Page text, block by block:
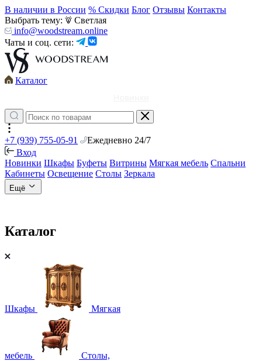
В наличии в России % Скидки Блог Отзывы Контакты
Выбрать тему:
Светлая
info@woodstream.online
Чаты и соц. сети:
Каталог
+7 (939) 755-05-91
Ежедневно 24/7
Вход
Новинки Шкафы Буфеты Витрины Мягкая мебель Спальни
Кабинеты Освещение Столы Зеркала
Ещё
Каталог
Шкафы Мягкая
мебель Столы,